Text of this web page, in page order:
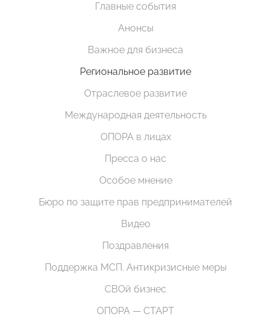
Главные события
Анонсы
Важное для бизнеса
Региональное развитие
Отраслевое развитие
Международная деятельность
ОПОРА в лицах
Пресса о нас
Особое мнение
Бюро по защите прав предпринимателей
Видео
Поздравления
Поддержка МСП. Антикризисные меры
СВОй бизнес
ОПОРА — СТАРТ